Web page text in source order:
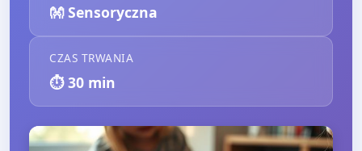
👐 Sensoryczna
CZAS TRWANIA
⏱️30 min